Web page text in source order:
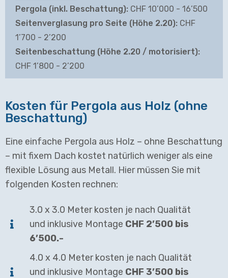
CHF 10’000 - 16’500
CHF
1’700 - 2’200
CHF 1’800 - 2’200
Kosten für Pergola aus Holz (ohne
Beschattung)
Eine einfache Pergola aus Holz – ohne Beschattung
– mit fixem Dach kostet natürlich weniger als eine
flexible Lösung aus Metall. Hier müssen Sie mit
folgenden Kosten rechnen:
3.0 x 3.0 Meter kosten je nach Qualität
und inklusive Montage CHF 2’500 bis
6’500.-
4.0 x 4.0 Meter kosten je nach Qualität
und inklusive Montage CHF 3’500 bis